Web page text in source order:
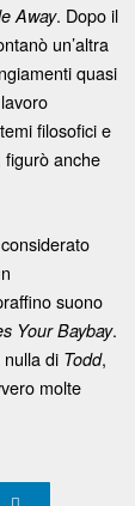
Away. Dopo il
un’altra
quasi
filosofici e
figurò anche
considerato
suono
Your Baybay.
di Todd,
molte